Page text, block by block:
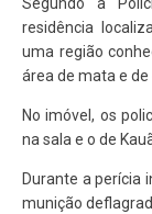
Segundo a
residência
uma região
área de mata e
No imóvel, os
na sala e o de
Durante a perícia
munição